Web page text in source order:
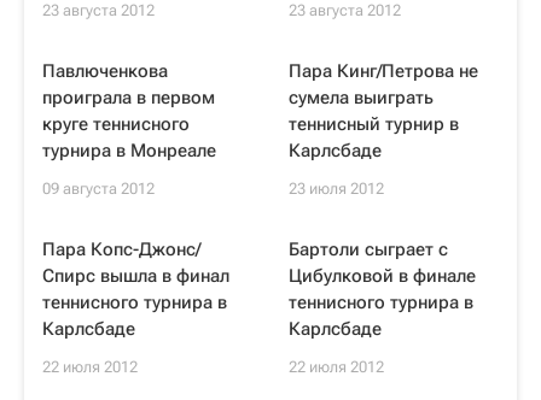
23 августа 2012 23 августа 2012
Павлюченкова
проиграла в первом
круге теннисного
турнира в Монреале
09 августа 2012
Пара Кинг/Петрова не
сумела выиграть
теннисный турнир в
Карлсбаде
23 июля 2012
Пара Копс-Джонс/
Спирс вышла в финал
теннисного турнира в
Карлсбаде
22 июля 2012
Бартоли сыграет с
Цибулковой в финале
теннисного турнира в
Карлсбаде
22 июля 2012